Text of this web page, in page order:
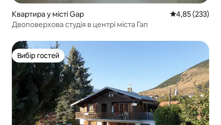
Квартира у місті Gap Середня
4,85 (233)
Двоповерхова студія в центрі міста Гап
Вибір гостей
Вибір гостей